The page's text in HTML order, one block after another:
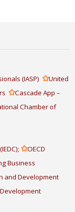
(IASP) ✩United
✩Cascade App –
Chamber of
✩OECD
Business
and Development